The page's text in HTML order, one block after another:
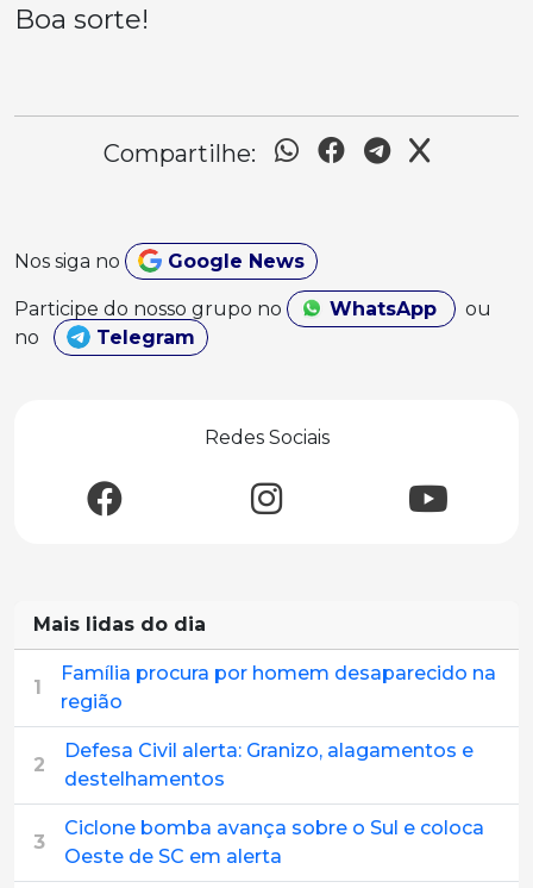
Boa sorte!
Compartilhe:
Nos siga no Google News
Participe do nosso grupo no WhatsApp
ou
no
Telegram
Redes Sociais
Mais lidas do dia
1
Família procura por homem desaparecido na
região
2
Defesa Civil alerta: Granizo, alagamentos e
destelhamentos
3
Ciclone bomba avança sobre o Sul e coloca
Oeste de SC em alerta